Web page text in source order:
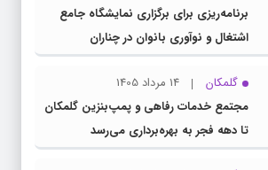
برنامه‌ریزی برای برگزاری نمایشگاه جامع
اشتغال و نوآوری بانوان در چناران
گلمکان
14 مرداد 1405
مجتمع خدمات رفاهی و پمپ‌بنزین گلمکان
تا دهه فجر به بهره‌برداری می‌رسد